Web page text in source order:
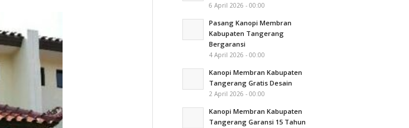
6 April 2026 - 00:00
Pasang Kanopi Membran
Kabupaten Tangerang
Bergaransi
4 April 2026 - 00:00
Kanopi Membran Kabupaten
Tangerang Gratis Desain
2 April 2026 - 00:00
Kanopi Membran Kabupaten
Tangerang Garansi 15 Tahun